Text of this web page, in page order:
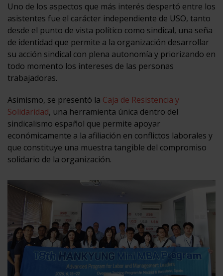
Uno de los aspectos que más interés despertó entre los
asistentes fue el carácter independiente de USO, tanto
desde el punto de vista político como sindical, una seña
de identidad que permite a la organización desarrollar
su acción sindical con plena autonomía y priorizando en
todo momento los intereses de las personas
trabajadoras.
Asimismo, se presentó la Caja de Resistencia y
Solidaridad, una herramienta única dentro del
sindicalismo español que permite apoyar
económicamente a la afiliación en conflictos laborales y
que constituye una muestra tangible del compromiso
solidario de la organización.